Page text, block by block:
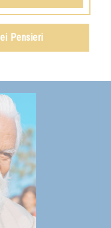
una certa efficacia – non
dall'interno grazie a
, capitolo I
Pensieri